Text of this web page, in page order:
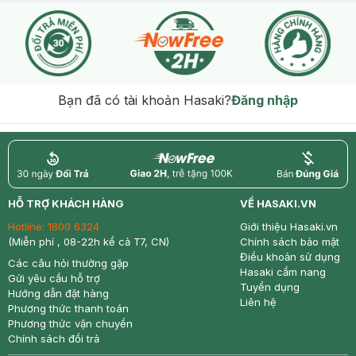
Bạn đã có tài khoản Hasaki?Đăng nhập
return nowfree price
HỖ TRỢ KHÁCH HÀNG
Hotline: 1800 6324
(Miễn phí , 08-22h kể cả T7, CN)
Các câu hỏi thường gặp
Gửi yêu cầu hỗ trợ
Hướng dẫn đặt hàng
Phương thức thanh toán
Phương thức vận chuyển
Chính sách đổi trả
VỀ HASAKI.VN
Giới thiệu Hasaki.vn
Chính sách bảo mật
Điều khoản sử dụng
Hasaki cẩm nang
Tuyển dụng
Liên hệ